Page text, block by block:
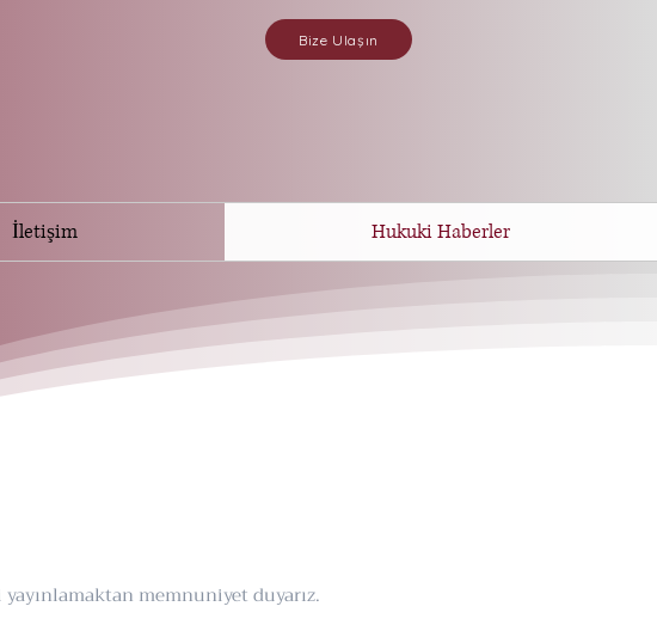
Bize Ulaşın
İletişim Hukuki Haberler
memnuniyet duyarız.